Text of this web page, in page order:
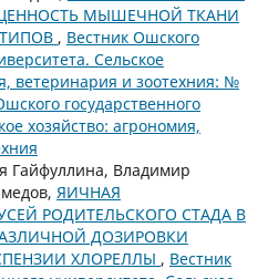
МЫШЕЧНОЙ ТКАНИ
, Вестник Ошского
Сельское
ветеринария и зоотехния: №
государственного
хозяйство: агрономия,
Гайфуллина, Владимир
ЯИЧНАЯ
РОДИТЕЛЬСКОГО СТАДА В
ДОЗИРОВКИ
ХЛОРЕЛЛЫ , Вестник